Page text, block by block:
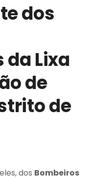
dos
Lixa
de
de
dos Bombeiros